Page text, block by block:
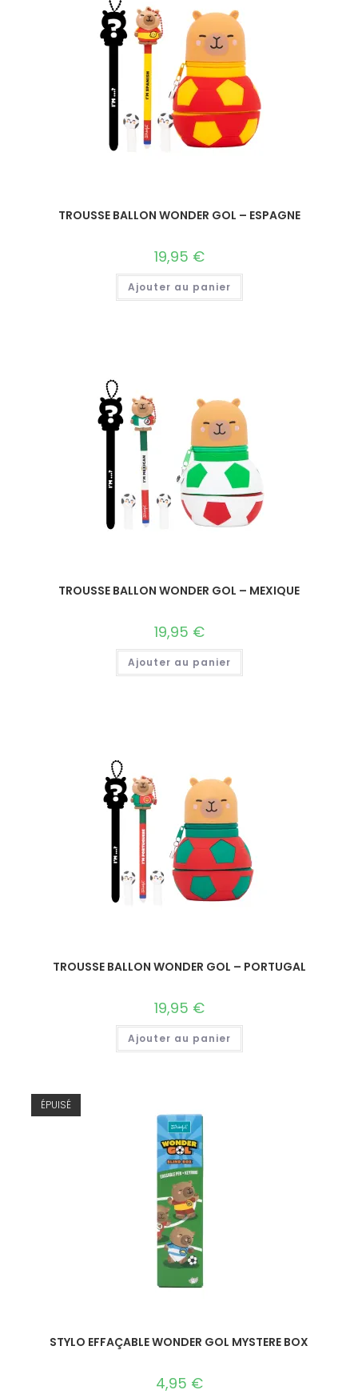
TROUSSE BALLON WONDER GOL – ESPAGNE
19,95 €
Ajouter au panier
TROUSSE BALLON WONDER GOL – MEXIQUE
19,95 €
Ajouter au panier
TROUSSE BALLON WONDER GOL – PORTUGAL
19,95 €
Ajouter au panier
ÉPUISÉ
STYLO EFFAÇABLE WONDER GOL MYSTERE BOX
4,95 €